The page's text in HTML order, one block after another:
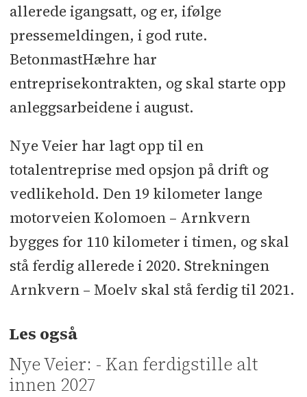
allerede igangsatt, og er, ifølge
pressemeldingen, i god rute.
BetonmastHæhre har
entreprisekontrakten, og skal starte opp
anleggsarbeidene i august.
Nye Veier har lagt opp til en
totalentreprise med opsjon på drift og
vedlikehold. Den 19 kilometer lange
motorveien Kolomoen – Arnkvern
bygges for 110 kilometer i timen, og skal
stå ferdig allerede i 2020. Strekningen
Arnkvern – Moelv skal stå ferdig til 2021.
Les også
Nye Veier: - Kan ferdigstille alt
innen 2027